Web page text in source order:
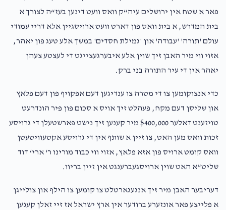
פאר א שטח אין ירושלים עיה“ק וואס וועט דינען בעז“ה לצורך א
בית המדרש, א בית וואס פון דארט וועט ארויסגיין אלא דריי עמודי
עולם 'תורה' 'עבודה' און 'גמילת חסדים' במשך אלע טעג פון יאהר,
אזוי ווי מיר האבן זיך שוין אלע איבערגעצייגט די לעצטע צעהן
יאהר אין די עיר התורה בני ברק.
כדי אנצוקומען צו די מטרה צו ענדיגען דעם אפקויף פון דעם פלאץ
און שליסן דעם מקח, פעהלט זיך אויס א סכום פון פיר הונדרעט
טויזענט דאלער $400,000 מיר קענען זיך נישט פארשטעלן די גרויסע
זכות וואס מען האט, צו זיין א שותף אין די גרויסע אקטעוויטעטן
וואס קומט ארויס פון אזא פלאץ, אזוי ווי כבוד מורינו ר‘ ארי‘ דוד
שליט“א האט שוין ארויסגעברענגט אין זיין בריוו.
דעריבער האבן מיר זיך אנגעגארטלט צו קומען צו הילף און צולייגן
א פלייצע פאר אונזערע ברודער אין ארץ ישראל אז זיי זאלן קענען